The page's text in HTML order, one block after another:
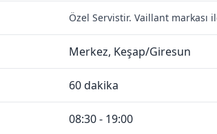
Özel Servistir. Vaillant markası
Merkez, Keşap/Giresun
60 dakika
08:30 - 19:00